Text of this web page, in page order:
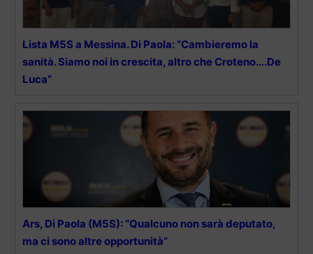
Lista M5S a Messina. Di Paola: “Cambieremo la
sanità. Siamo noi in crescita, altro che Croteno….De
Luca”
Ars, Di Paola (M5S): “Qualcuno non sarà deputato,
ma ci sono altre opportunità”